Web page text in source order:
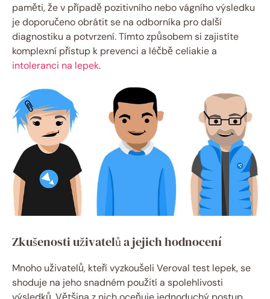
paměti, že v případě pozitivního nebo ‌vágního výsledku
je ‌doporučeno obrátit se na odborníka pro‌ další⁣
diagnostiku a potvrzení. Tímto způsobem si zajistíte
komplexní přístup k prevenci a léčbě celiakie a
intoleranci na lepek.
Zkušenosti uživatelů a jejich hodnocení
Mnoho ⁢uživatelů, ⁣kteří vyzkoušeli ‌Veroval test lepek, se
shoduje na jeho snadném použití a spolehlivosti